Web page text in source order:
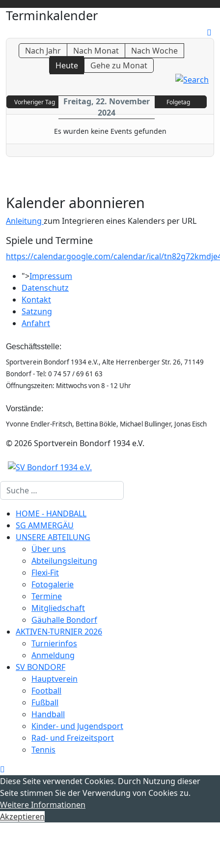
Terminkalender
Nach Jahr Nach Monat
Nach Woche
Heute
Gehe zu Monat
Vorheriger Tag
Freitag, 22. November
2024
Folgetag
Es wurden keine Events gefunden
Kalender abonnieren
Anleitung zum Integrieren eines Kalenders per URL
Spiele und Termine
https://calendar.google.com/calendar/ical/
">Impressum
Datenschutz
Kontakt
Satzung
Anfahrt
Geschäftsstelle:
Sportverein Bondorf 1934 e.V., Alte Herrenberger Str. 26, 71149
Bondorf - Tel: 0 74 57 / 69 61 63
Öffnungszeiten: Mittwochs von 8 - 12 Uhr
Vorstände:
Yvonne Endler-Fritsch, Bettina Bökle, Michael Bullinger, Jonas Eisch
© 2026 Sportverein Bondorf 1934 e.V.
Suchen
HOME - HANDBALL
SG AMMERGÄU
UNSERE ABTEILUNG
Über uns
Abteilungsleitung
Flexi-Fit
Fotogalerie
Termine
Mitgliedschaft
Gäuhalle Bondorf
AKTIVEN-TURNIER 2026
Turnierinfos
Anmeldung
SV BONDORF
Hauptverein
Football
Fußball
Handball
Kinder- und Jugendsport
Rad- und Freizeitsport
Tennis
Diese Seite verwendet Cookies. Durch Nutzung dieser
Seite stimmen Sie der Verwendung von Cookies zu.
Weitere Informationen
Akzeptieren